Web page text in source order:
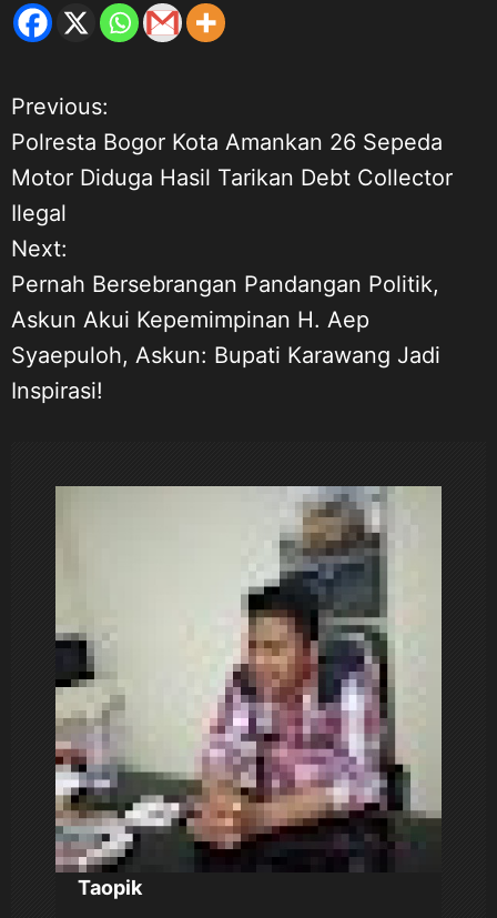
N
a
v
i
g
a
Previous:
Polresta Bogor Kota Amankan 26 Sepeda
Motor Diduga Hasil Tarikan Debt Collector
Ilegal
Next:
Pernah Bersebrangan Pandangan Politik,
Askun Akui Kepemimpinan H. Aep
Syaepuloh, Askun: Bupati Karawang Jadi
Inspirasi!
Taopik